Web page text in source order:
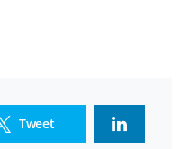
Tweet